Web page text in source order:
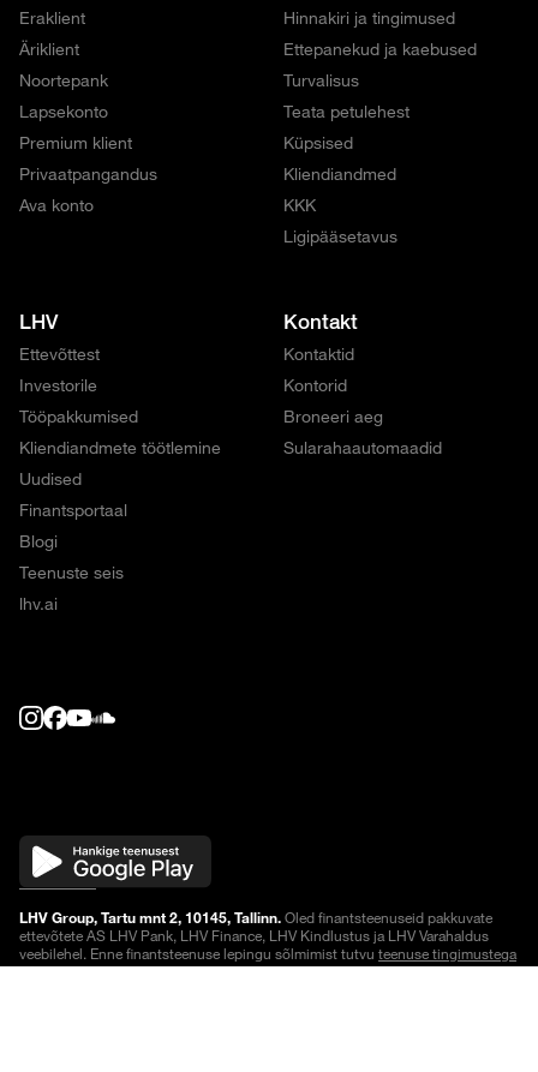
Eraklient
Äriklient
Noortepank
Lapsekonto
Premium klient
Privaatpangandus
Ava konto
Hinnakiri ja tingimused
Ettepanekud ja kaebused
Turvalisus
Teata petulehest
Küpsised
Kliendiandmed
KKK
Ligipääsetavus
LHV
Ettevõttest
Investorile
Tööpakkumised
Kliendiandmete töötlemine
Uudised
Finantsportaal
Blogi
Teenuste seis
lhv.ai
Kontakt
Kontaktid
Kontorid
Broneeri aeg
Sularahaautomaadid
LHV Group, Tartu mnt 2, 10145, Tallinn.Oled finantsteenuseid pakkuvate
ettevõtete AS LHV Pank, LHV Finance, LHV Kindlustus ja LHV Varahaldus
veebilehel. Enne finantsteenuse lepingu sõlmimist tutvu teenuse tingimustega
või küsi lisainfot.Noteeringud on viivitusega.